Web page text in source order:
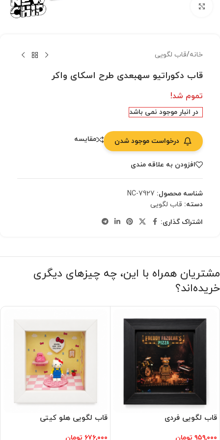
خانه/قاب لگویی
قاب دکوراتیو سهبعدی طرح اسکای واکر
تموم شد!
در انبار موجود نمی باشد
درخواست موجود شدن مقایسه
افزودن به علاقه مندی
شناسه محصول: NC-7927
دسته: قاب لگویی
اشتراک گذاری:
مشتریان همراه با این، چه چیزهای دیگری
خریده‌اند؟
قاب لگویی فردی
۹۵۹,۰۰۰ تومان
قاب لگویی هلو کیتی
۶۷۶,۰۰۰ تومان